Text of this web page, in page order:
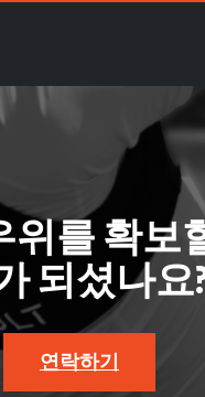
위를 확보
되셨나요
연락하기